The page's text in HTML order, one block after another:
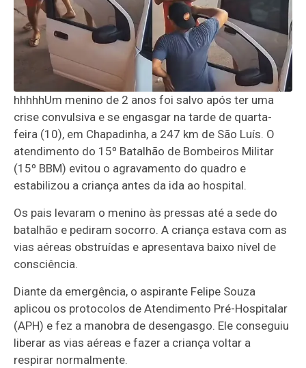
hhhhhUm menino de 2 anos foi salvo após ter uma
crise convulsiva e se engasgar na tarde de quarta-
feira (10), em Chapadinha, a 247 km de São Luís. O
atendimento do 15º Batalhão de Bombeiros Militar
(15º BBM) evitou o agravamento do quadro e
estabilizou a criança antes da ida ao hospital.
Os pais levaram o menino às pressas até a sede do
batalhão e pediram socorro. A criança estava com as
vias aéreas obstruídas e apresentava baixo nível de
consciência.
Diante da emergência, o aspirante Felipe Souza
aplicou os protocolos de Atendimento Pré-Hospitalar
(APH) e fez a manobra de desengasgo. Ele conseguiu
liberar as vias aéreas e fazer a criança voltar a
respirar normalmente.